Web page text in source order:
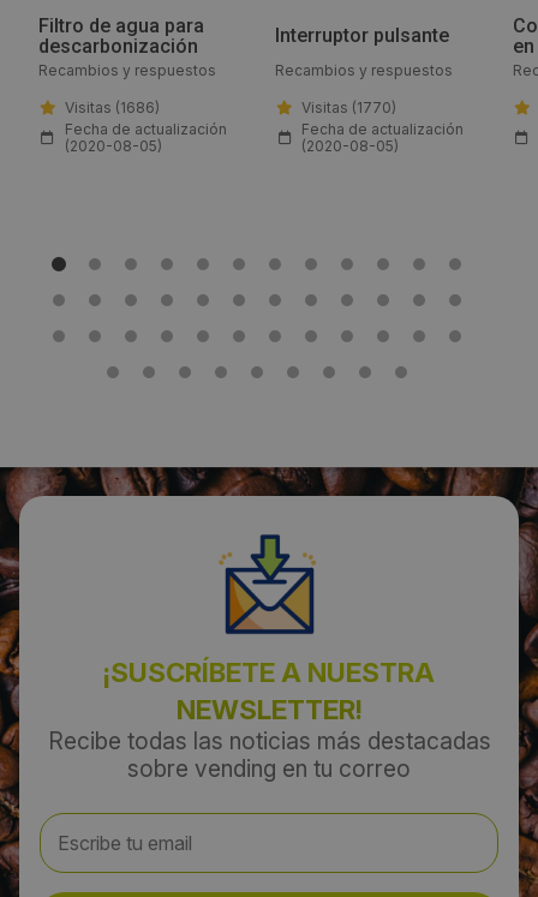
Email:
info@gev-online.es
Web:
Filtro de agua para
descarbonización
Recambios y respuestos
Visitas (1686)
Fecha de actualización
(2020-08-05)
Interruptor pulsante
Recambios y respuestos
Visitas (1770)
Fecha de actualización
(2020-08-05)
¡SUSCRÍBETE A NUESTRA
NEWSLETTER!
Recibe todas las noticias más destacadas
sobre vending en tu correo